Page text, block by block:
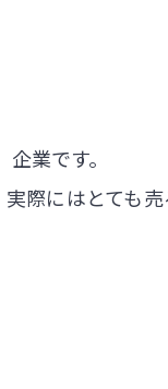
業です。
際にはとても